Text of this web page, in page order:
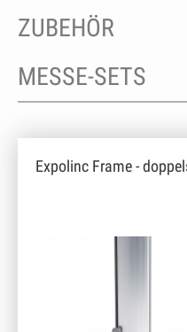
ZUBEHÖR
MESSE-SETS
Expolinc Frame -